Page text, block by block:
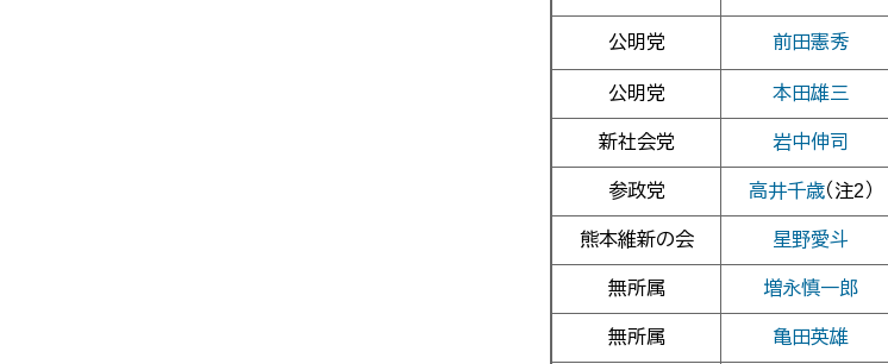
公明党 前田憲秀
公明党 本田雄三
新社会党 岩中伸司
参政党 高井千歳（注2）
熊本維新の会 星野愛斗
無所属 増永慎一郎
無所属 亀田英雄